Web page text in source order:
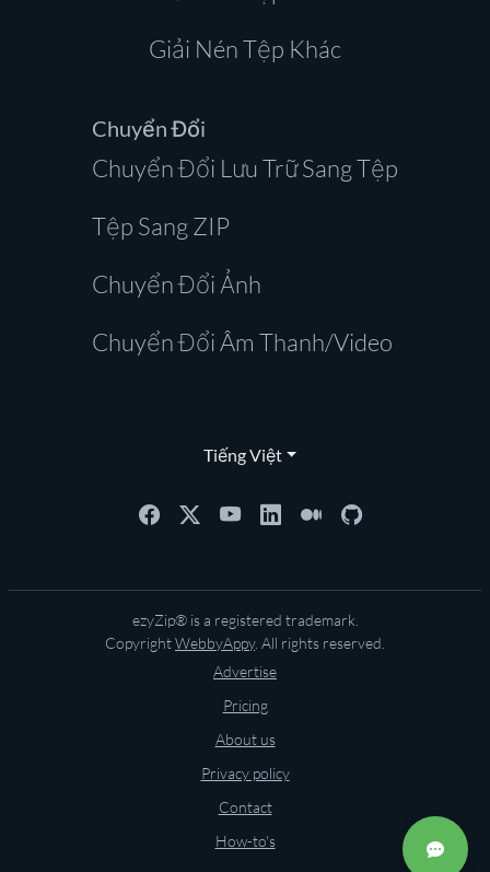
Giải Nén Tệp Khác
Chuyển Đổi
Chuyển Đổi Lưu Trữ Sang Tệp
Tệp Sang ZIP
Chuyển Đổi Ảnh
Chuyển Đổi Âm Thanh/Video
Tiếng Việt
ezyZip® is a registered trademark.
CopyrightWebbyAppy. All rights reserved.
Advertise
Pricing
About us
Privacy policy
Contact
How-to's